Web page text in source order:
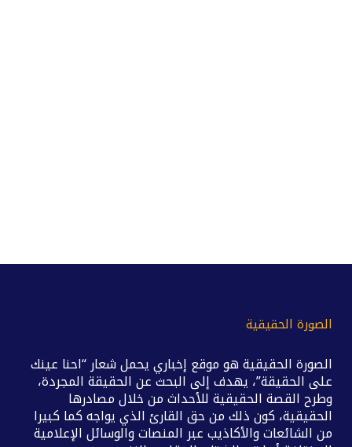
الصورة الحقيقية
الصورة الحقيقية هو موقع إخباري يحمل شعار “احنا عينك
على الحقيقة”، يهدف إلى البحث عن الحقيقة المجردة،
وطرح القصة الحقيقية للأحداث من خلال مصادرها
الحقيقية، كون ذلك من حق القارئ الذي يواجه كما كبيرا
من الشائعات والأكاذيب عبر المنصات والوسائل الإعلامية